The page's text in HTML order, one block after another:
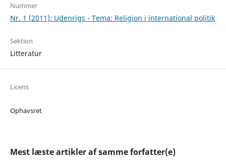
Nummer
Nr. 1 (2011): Udenrigs - Tema: Religion i international politik
Sektion
Litteratur
Licens
Ophavsret
Mest læste artikler af samme forfatter(e)